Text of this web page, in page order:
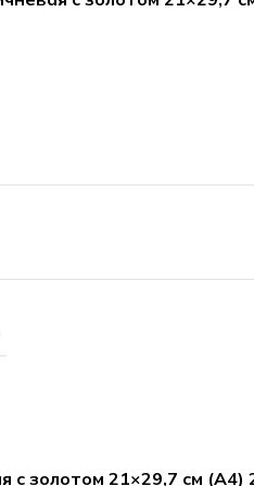
с золотом 21×29,7 см (А4)